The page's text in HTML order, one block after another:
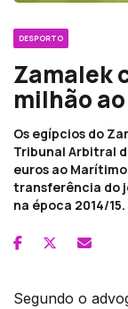
DESPORTO
Zamalek
milhão
Os egípcios do
Tribunal Arbitral
euros ao
transferência do
na época 2014/15.
Segundo o